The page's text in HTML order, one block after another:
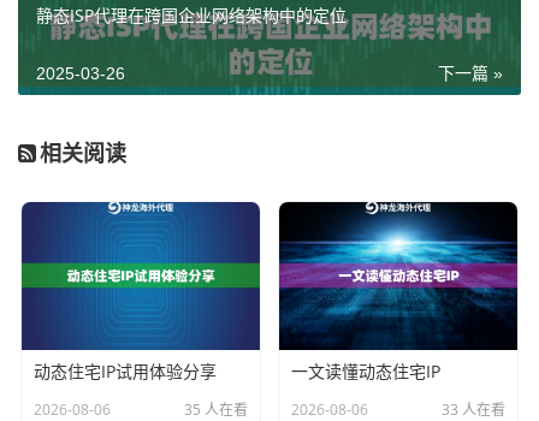
代理IP的认证中心页面就完整公示了全球15个地区的合
规资质证书扫描件，支持实时验证真伪。
第三方IP检测平台，可以验证代理IP的ASN信息是否确
工具，能直接显示当前使用IP的注册运营商、网络类型
等核心信息。
动态IP池管理的合规边界
静态ISP代理在跨国企业网络架构中的定位
下一篇 »
2025-03-26
相关阅读
动态住宅IP试用体验分享
2026-08-06 35 人在看
一文读懂动态住宅IP
2026-08-06 33 人在看